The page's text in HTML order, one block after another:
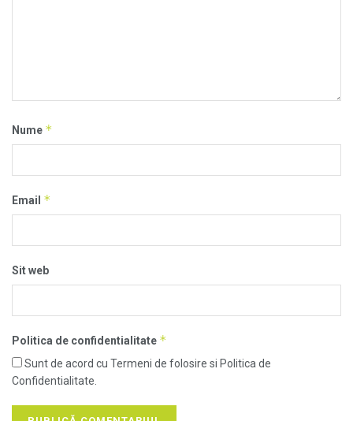
Nume *
Email *
Sit web
Politica de confidentialitate *
Sunt de acord cu Termeni de folosire si Politica de
Confidentialitate.